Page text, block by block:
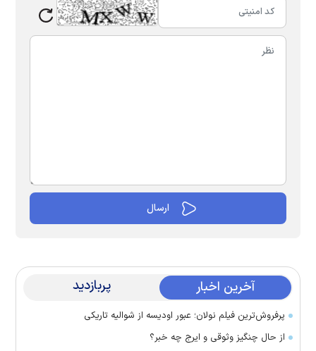
آخرین اخبار پربازدید
پرفروش‌ترین فیلم نولان؛ عبور اودیسه از شوالیه تاریکی
از حال چنگیز وثوقی و ایرج چه خبر؟